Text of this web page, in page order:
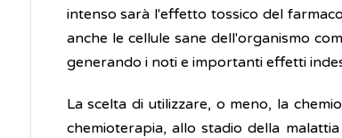
intenso sarà l'effetto tossico del
anche le cellule sane dell'organismo
generando i noti e importanti effetti
La scelta di utilizzare, o meno, la
chemioterapia, allo stadio della